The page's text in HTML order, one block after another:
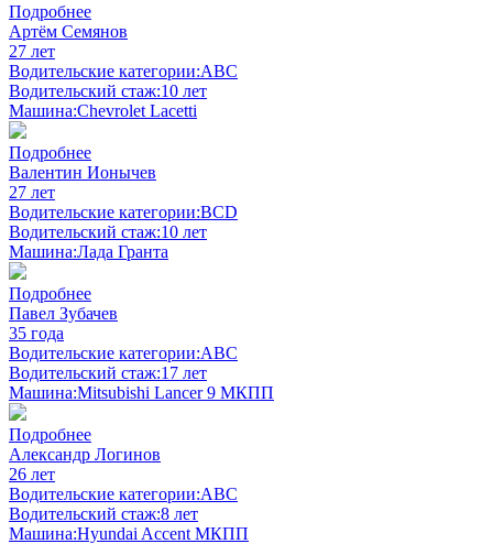
Подробнее
Артём Семянов
27 лет
Водительские категории:ABC
Водительский стаж:10 лет
Машина:Chevrolet Lacetti
Подробнее
Валентин Ионычев
27 лет
Водительские категории:BCD
Водительский стаж:10 лет
Машина:Лада Гранта
Подробнее
Павел Зубачев
35 года
Водительские категории:ABC
Водительский стаж:17 лет
Машина:Mitsubishi Lancer 9 МКПП
Подробнее
Александр Логинов
26 лет
Водительские категории:ABC
Водительский стаж:8 лет
Машина:Hyundai Accent МКПП